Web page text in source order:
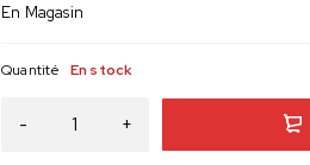
En Magasin
Quantité En stock